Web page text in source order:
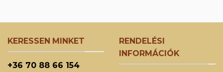
KERESSEN MINKET
+36 70 88 66 154
RENDELÉSI
INFORMÁCIÓK